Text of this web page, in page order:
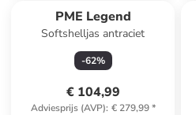
PME Legend
Softshelljas antraciet
-62%
€ 104,99
Adviesprijs (AVP): € 279,99*